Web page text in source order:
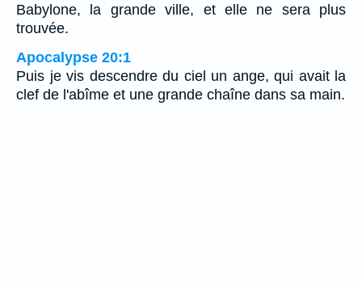
Babylone, la grande ville, et elle ne sera plus
trouvée.
Apocalypse 20:1
Puis je vis descendre du ciel un ange, qui avait la
clef de l'abîme et une grande chaîne dans sa main.